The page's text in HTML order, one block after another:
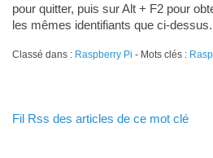
pour quitter, puis sur Alt + F2 pour
les mêmes identifiants que ci-dessus.
Classé dans : Raspberry Pi - Mots clés :
Fil Rss des articles de ce mot clé